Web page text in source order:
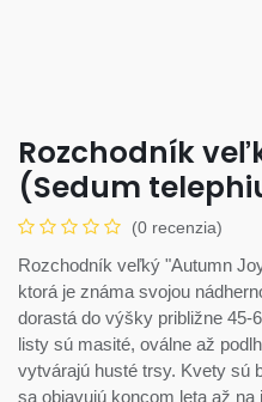
Rozchodník
(Sedum
(0 recenzia)
Rozchodník veľký "Autumn
ktorá je známa svojou
dorastá do výšky približne
listy sú masité, oválne až
vytvárajú husté trsy. Kvety sú
sa objavujú koncom leta až